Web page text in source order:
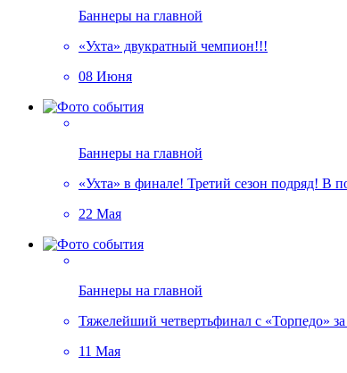
Баннеры на главной
«Ухта» двукратный чемпион!!!
08 Июня
Баннеры на главной
«Ухта» в финале! Третий сезон подряд! В
22 Мая
Баннеры на главной
Тяжелейший четвертьфинал с «Торпедо»
11 Мая